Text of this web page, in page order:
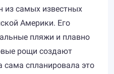
из самых известных
Америки. Его
пляжи и плавно
рощи создают
сама спланировала это